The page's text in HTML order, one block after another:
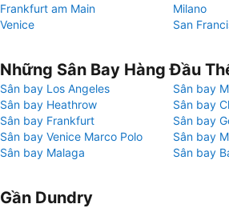
Frankfurt am Main
Milano
Venice
San
Những Sân Bay Hàng Đầu
Sân bay Los Angeles
Sân bay
Sân bay Heathrow
Sân bay
Sân bay Frankfurt
Sân bay
Sân bay Venice Marco Polo
Sân bay
Sân bay Malaga
Sân bay
Gần Dundry